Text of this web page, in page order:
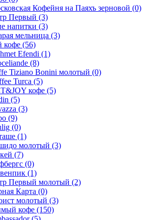
Кофейня на Паяхъ зерновой (0)
Первый (3)
напитки (3)
мельница (3)
кофе (56)
Efendi (1)
(8)
Tiziano Bonini молотый (0)
Turca (5)
кофе (5)
(5)
(3)
(9)
(0)
(1)
молотый (3)
(7)
(0)
(1)
Первый молотый (2)
Карта (0)
молотый (3)
кофе (150)